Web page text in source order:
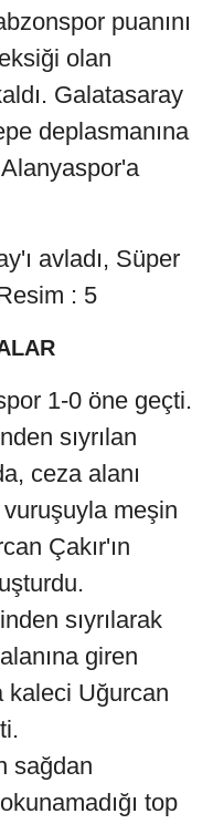
puanını
olan
Galatasaray
deplasmanına
1-0 öne geçti.
sıyrılan
ceza alanı
meşin
Çakır'ın
sıyrılarak
giren
kaleci Uğurcan
sağdan
top